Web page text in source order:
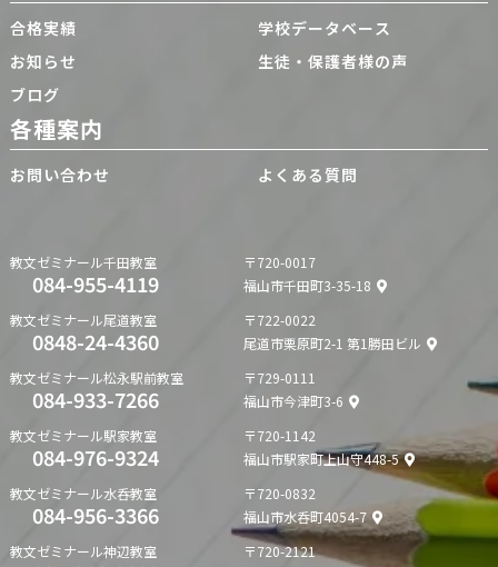
合格実績
お知らせ
ブログ
学校データベース
生徒・保護者様の声
各種案内
お問い合わせ よくある質問
教文ゼミナール千田教室
084-955-4119
〒720-0017
福山市千田町3-35-18
教文ゼミナール尾道教室
0848-24-4360
〒722-0022
尾道市栗原町2-1 第1勝田ビル
教文ゼミナール松永駅前教室
084-933-7266
〒729-0111
福山市今津町3-6
教文ゼミナール駅家教室
084-976-9324
〒720-1142
福山市駅家町上山守448-5
教文ゼミナール水呑教室
084-956-3366
〒720-0832
福山市水呑町4054-7
教文ゼミナール神辺教室
〒720-2121